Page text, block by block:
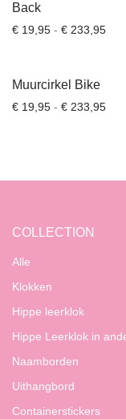
Back
€ 19,95 - € 233,95
Muurcirkel Bike
€ 19,95 - € 233,95
COLLECTION
Alle
Klokken
Hippe leerklok
Hippe Leerklok in
Naamborden
Uithangbord
Containerstickers